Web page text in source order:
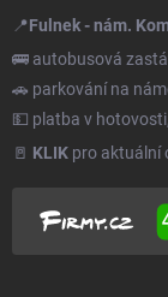
📍Fulnek - nám.
🚌 autobusová
🚗 parkování na
💵 platba v
🚪 KLIK pro aktuální